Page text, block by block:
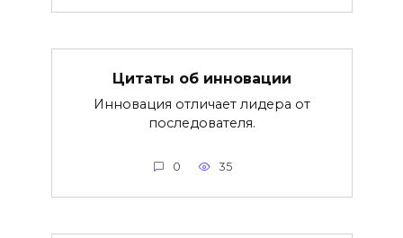
Цитаты об инновации
Инновация отличает лидера от
последователя.
0 35